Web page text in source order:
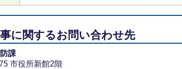
に関するお問い合わせ先
課
市役所新館2階